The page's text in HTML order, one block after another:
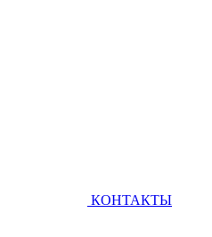
КОНТАКТЫ